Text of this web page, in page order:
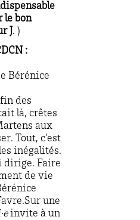
le bon
J. )
:
Bérénice
des
là, crêtes
aux
Tout, c’est
inégalités.
dirige. Faire
de vie
une
invite à un